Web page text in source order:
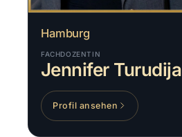
Hamburg
FACHDOZENTIN
Jennifer Turudija
Profil ansehen